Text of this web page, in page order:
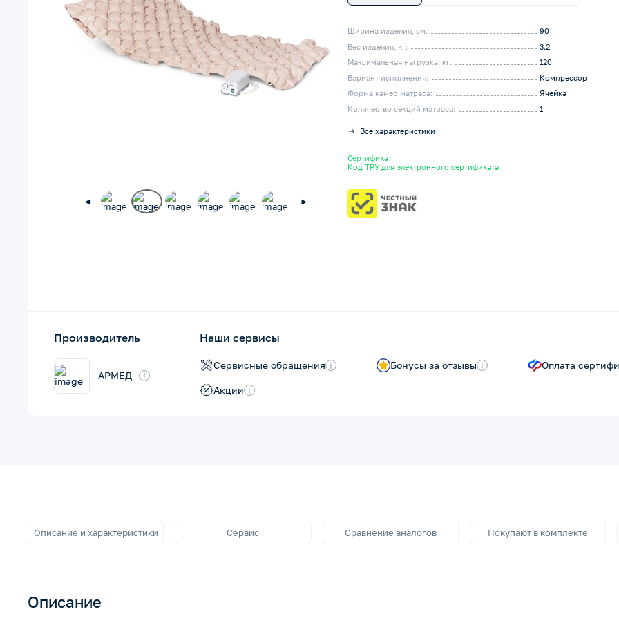
Ширина изделия, см:
90
Вес изделия, кг:
3.2
Максимальная нагрузка, кг:
120
Вариант исполнения:
Компрессор
Форма камер матраса:
Ячейка
Количество секций матраса:
1
Все характеристики
Сертификат
Код ТРУ для электронного сертификата
Производитель
АРМЕД i
Наши сервисы
Сервисные обращения i Бонусы за отзывы i Оплата
Акции i
Описание и характеристики Сервис Сравнение аналогов Покупают в комплекте
Описание